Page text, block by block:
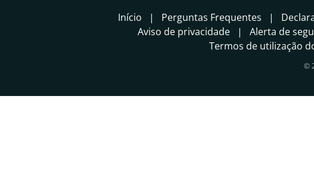
Início Perguntas Frequentes
Aviso de privacidade
Alerta de
Termos de utilização
©